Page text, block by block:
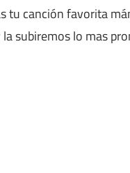
tu canción favorita
la subiremos lo mas